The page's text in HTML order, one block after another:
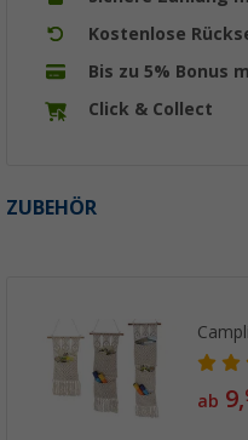
Kostenlose
Bis zu 5% Bonus
Click & Collect
ZUBEHÖR
ab 9,